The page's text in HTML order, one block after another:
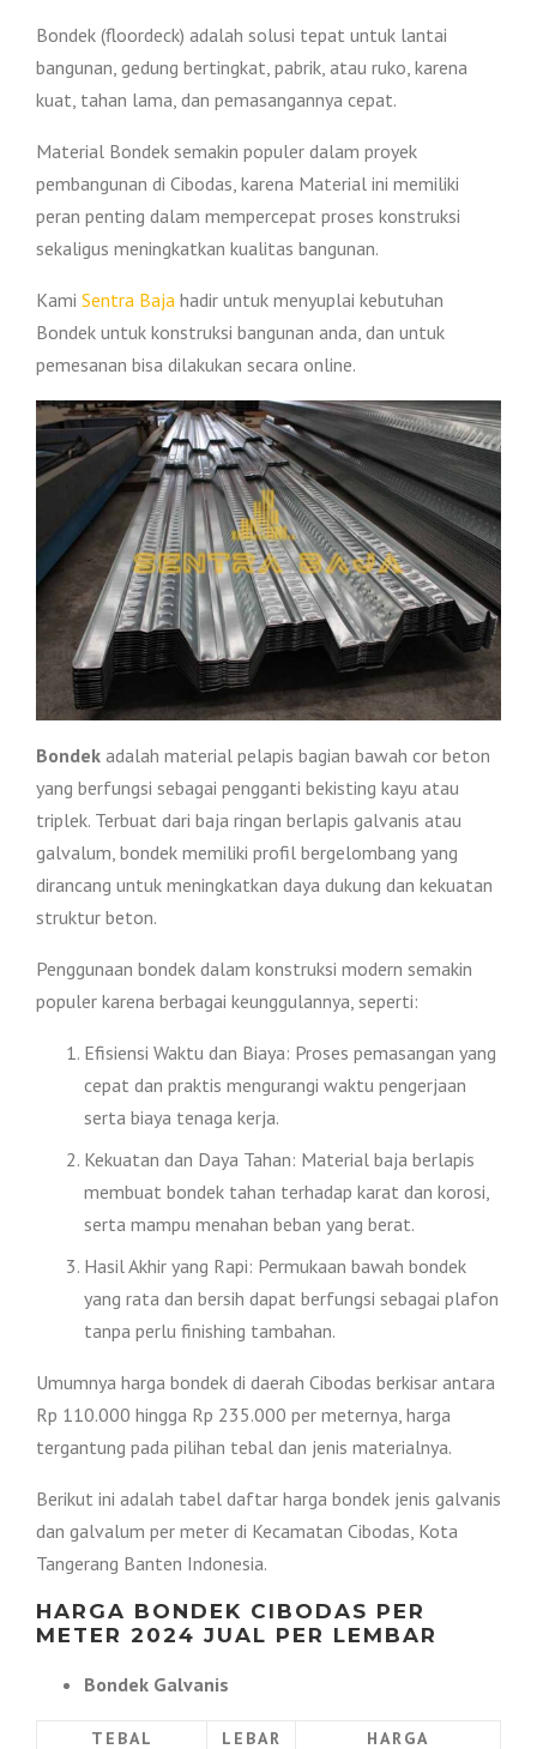
Bondek (floordeck) adalah solusi tepat untuk lantai
bangunan, gedung bertingkat, pabrik, atau ruko, karena
kuat, tahan lama, dan pemasangannya cepat.
Material Bondek semakin populer dalam proyek
pembangunan di Cibodas, karena Material ini memiliki
peran penting dalam mempercepat proses konstruksi
sekaligus meningkatkan kualitas bangunan.
Kami Sentra Baja hadir untuk menyuplai kebutuhan
Bondek untuk konstruksi bangunan anda, dan untuk
pemesanan bisa dilakukan secara online.
Bondek adalah material pelapis bagian bawah cor beton
yang berfungsi sebagai pengganti bekisting kayu atau
triplek. Terbuat dari baja ringan berlapis galvanis atau
galvalum, bondek memiliki profil bergelombang yang
dirancang untuk meningkatkan daya dukung dan kekuatan
struktur beton.
Penggunaan bondek dalam konstruksi modern semakin
populer karena berbagai keunggulannya, seperti:
Efisiensi Waktu dan Biaya: Proses pemasangan yang
cepat dan praktis mengurangi waktu pengerjaan
serta biaya tenaga kerja.
Kekuatan dan Daya Tahan: Material baja berlapis
membuat bondek tahan terhadap karat dan korosi,
serta mampu menahan beban yang berat.
Hasil Akhir yang Rapi: Permukaan bawah bondek
yang rata dan bersih dapat berfungsi sebagai plafon
tanpa perlu finishing tambahan.
Umumnya harga bondek di daerah Cibodas berkisar antara
Rp 110.000 hingga Rp 235.000 per meternya, harga
tergantung pada pilihan tebal dan jenis materialnya.
Berikut ini adalah tabel daftar harga bondek jenis galvanis
dan galvalum per meter di Kecamatan Cibodas, Kota
Tangerang Banten Indonesia.
HARGA BONDEK CIBODAS PER
METER 2024 JUAL PER LEMBAR
Bondek Galvanis
TEBAL LEBAR HARGA